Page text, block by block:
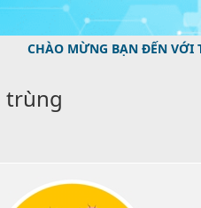
BẠN ĐẾN VỚI TRANG
trùng